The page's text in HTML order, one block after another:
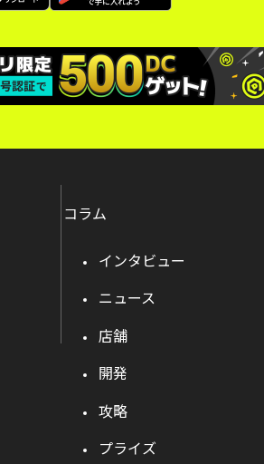
コラム
インタビュー
ニュース
店舗
開発
攻略
プライズ